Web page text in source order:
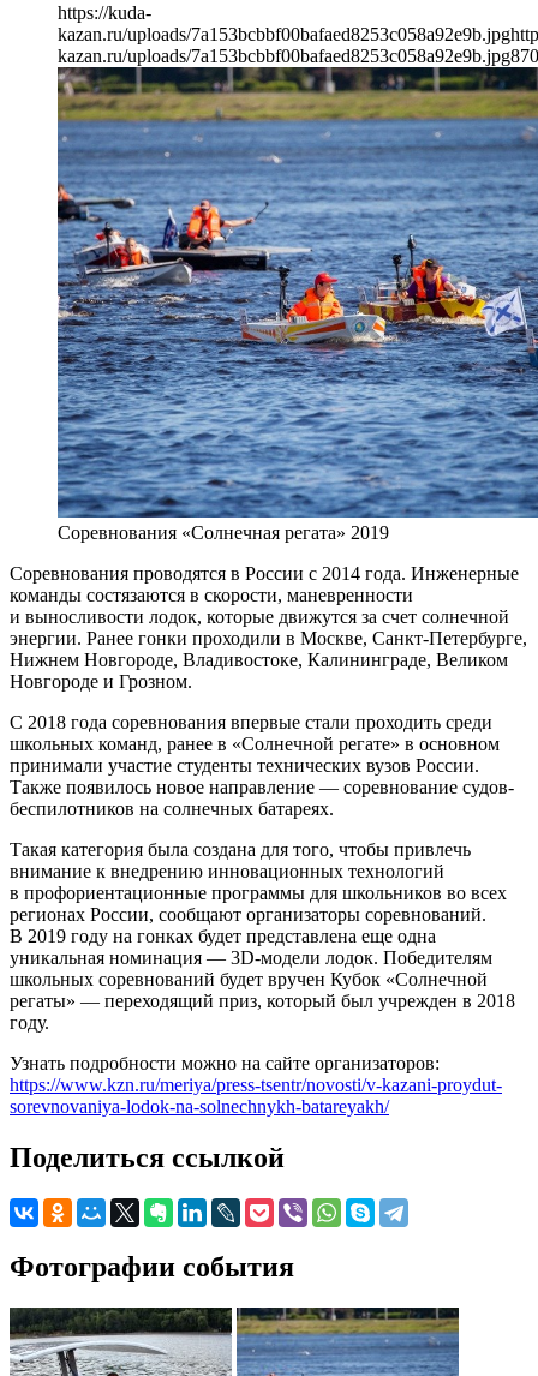
https://kuda-
kazan.ru/uploads/7a153bcbbf00bafaed8253c058a92e9b.jpg
kazan.ru/uploads/7a153bcbbf00bafaed8253c058a92e9b.jpg870
Соревнования «Солнечная регата» 2019
Соревнования проводятся в России с 2014 года. Инженерные
команды состязаются в скорости, маневренности
и выносливости лодок, которые движутся за счет солнечной
энергии. Ранее гонки проходили в Москве, Санкт-Петербурге,
Нижнем Новгороде, Владивостоке, Калининграде, Великом
Новгороде и Грозном.
С 2018 года соревнования впервые стали проходить среди
школьных команд, ранее в «Солнечной регате» в основном
принимали участие студенты технических вузов России.
Также появилось новое направление — соревнование судов-
беспилотников на солнечных батареях.
Такая категория была создана для того, чтобы привлечь
внимание к внедрению инновационных технологий
в профориентационные программы для школьников во всех
регионах России, сообщают организаторы соревнований.
В 2019 году на гонках будет представлена еще одна
уникальная номинация — 3D-модели лодок. Победителям
школьных соревнований будет вручен Кубок «Солнечной
регаты» — переходящий приз, который был учрежден в 2018
году.
Узнать подробности можно на сайте организаторов:
https://www.kzn.ru/meriya/press-tsentr/novosti/v-kazani-proydut-
sorevnovaniya-lodok-na-solnechnykh-batareyakh/
Поделиться ссылкой
Фотографии события